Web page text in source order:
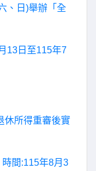
、日)舉辦「全
13日至115年7
休所得重審後實
時間:115年8月3